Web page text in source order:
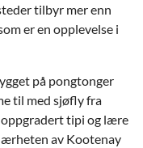
tilbyr mer enn
er en opplevelse i
på pongtonger
til med sjøfly fra
oppgradert tipi og lære
av Kootenay